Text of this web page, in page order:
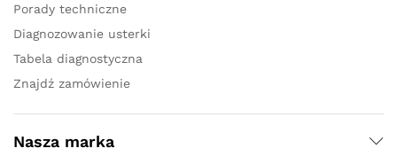
Porady techniczne
Diagnozowanie usterki
Tabela diagnostyczna
Znajdź zamówienie
Nasza marka